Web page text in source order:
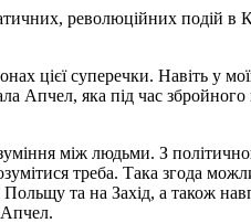
революційних подій в
цієї суперечки. Навіть у
Апчел, яка під час
між людьми. З
треба. Така згода
Польщу та на Захід, а також
Апчел.